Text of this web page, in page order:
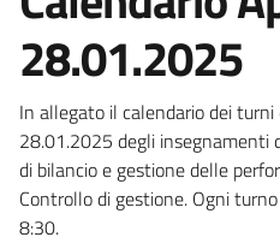
28.01.2025
In allegato il calendario dei
28.01.2025 degli insegnamenti
di bilancio e gestione delle
Controllo di gestione. Ogni
8:30.